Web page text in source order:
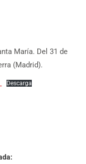
María. Del 31 de
(Madrid).
Descarga